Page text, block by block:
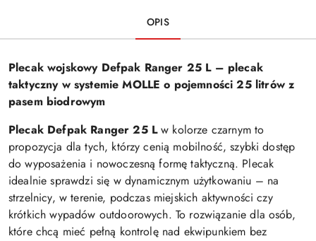
OPIS
Plecak wojskowy Defpak Ranger 25 L – plecak
taktyczny w systemie MOLLE o pojemności 25 litrów z
pasem biodrowym
Plecak Defpak Ranger 25 Lw kolorze czarnym to
propozycja dla tych, którzy cenią mobilność, szybki dostęp
do wyposażenia i nowoczesną formę taktyczną. Plecak
idealnie sprawdzi się w dynamicznym użytkowaniu – na
strzelnicy, w terenie, podczas miejskich aktywności czy
krótkich wypadów outdoorowych. To rozwiązanie dla osób,
które chcą mieć pełną kontrolę nad ekwipunkiem bez